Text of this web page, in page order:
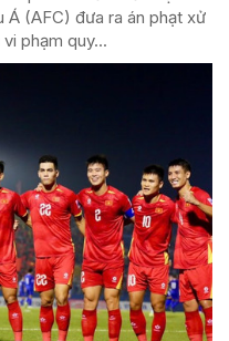
Á (AFC) đưa ra án phạt xử
phạm quy...